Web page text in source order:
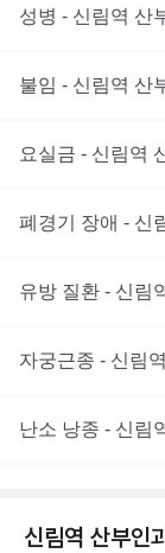
성병 - 신림역 산
불임 - 신림역 산
요실금 - 신림역
폐경기 장애 - 신
유방 질환 - 신림
자궁근종 - 신림
난소 낭종 - 신림
신림역 산부인